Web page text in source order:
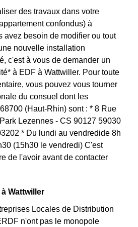
des travaux dans votre
confondus) à
avez besoin de modifier ou tout
nouvelle installation
c'est à vous de demander un
à EDF à Wattwiller. Pour toute
vous pouvez vous tourner
du consuel dont les
(Haut-Rhin) sont : * 8 Rue
Lezennes - CS 90127 59030
* Du lundi au vendredide 8h
(15h30 le vendredi) C'est
de l'avoir avant de contacter
Wattwiller
Locales de Distribution
n'ont pas le monopole